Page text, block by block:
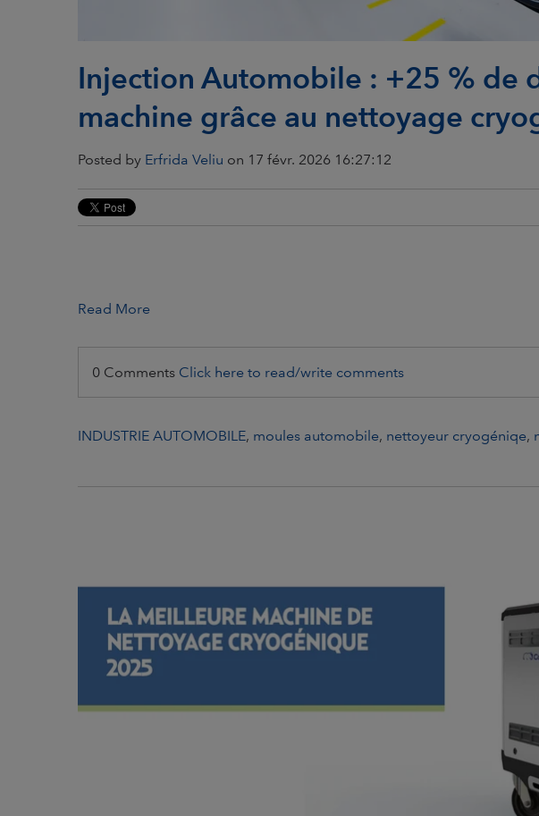
Injection Automobile : +25 % de
machine grâce au nettoyage
Posted by Erfrida Veliu on 17 févr. 2026 16:27:12
Read More
0 Comments Click here to read/write comments
INDUSTRIE AUTOMOBILE, moules automobile, nettoyeur cryogéniqe,